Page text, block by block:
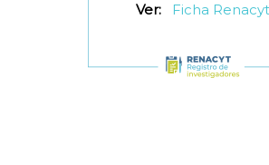
Ver:
Ficha Renacyt